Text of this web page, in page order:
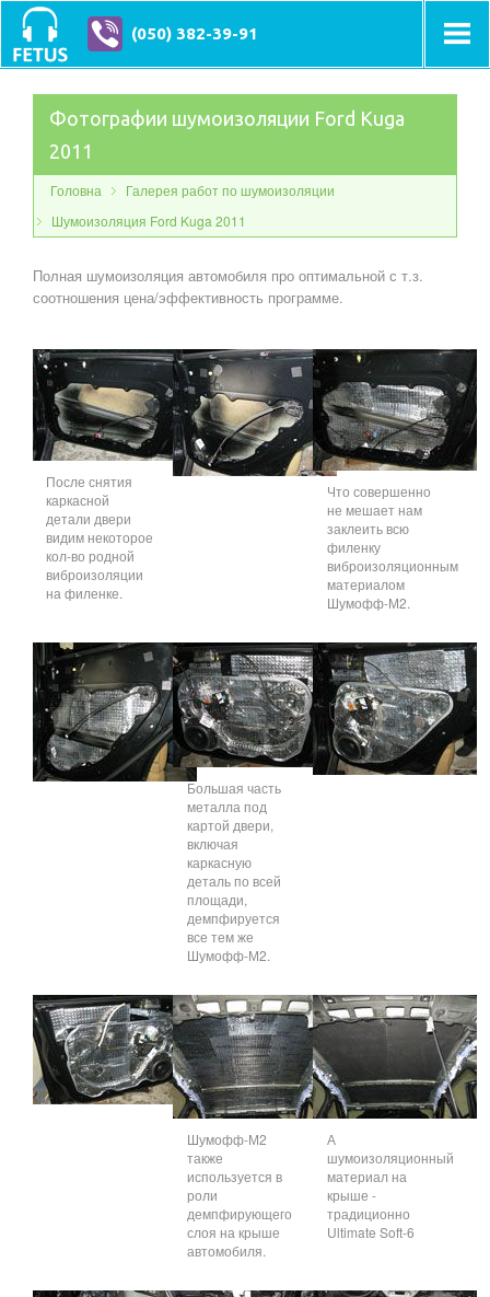
(050) 382-39-91
Фотографии шумоизоляции Ford Kuga
2011
Головна
Галерея работ по шумоизоляции
Шумоизоляция Ford Kuga 2011
Полная шумоизоляция автомобиля про оптимальной с т.з.
соотношения цена/эффективность программе.
После снятия
каркасной
детали двери
видим некоторое
кол-во родной
виброизоляции
на филенке.
Что совершенно
не мешает нам
заклеить всю
филенку
виброизоляционным
материалом
Шумофф-М2.
Большая часть
металла под
картой двери,
включая
каркасную
деталь по всей
площади,
демпфируется
все тем же
Шумофф-М2.
Шумофф-М2
также
используется в
роли
демпфирующего
слоя на крыше
автомобиля.
А
шумоизоляционный
материал на
крыше -
традиционно
Ultimate Soft-6